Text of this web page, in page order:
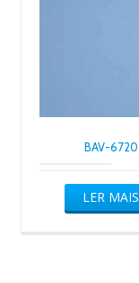
BAV-6720
LER MAIS